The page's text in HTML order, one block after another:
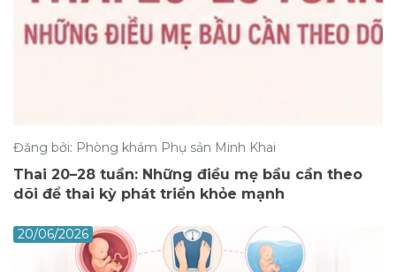
Đăng bởi: Phòng khám Phụ sản Minh Khai
Thai 20–28 tuần: Những điều mẹ bầu cần theo
dõi để thai kỳ phát triển khỏe mạnh
20/06/2026